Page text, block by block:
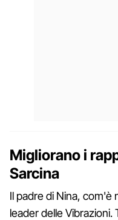
Migliorano i
Sarcina
Il padre di Nina, com'è
leader delle